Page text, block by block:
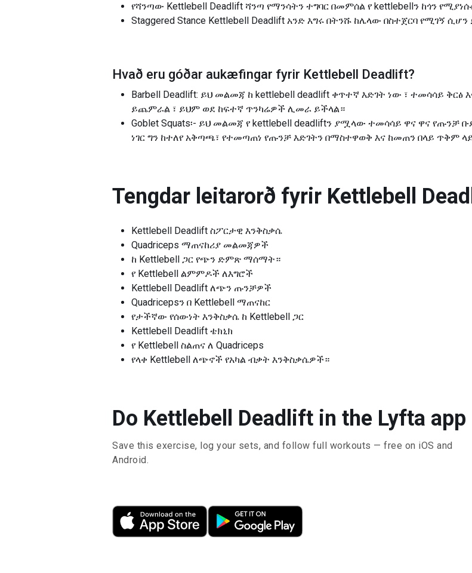
የሻንጣው Kettlebell Deadlift ሻንጣ የማንሳትን ተግባር በመምሰል የ kettlebellን ከጎን
Staggered Stance Kettlebell Deadlift አንድ እግሩ በትንሹ ከሌላው በስተጀርባ የሚገኝ
Hvað eru góðar aukæfingar fyrir Kettlebell Deadlift?
Barbell Deadlift: ይህ መልመጃ ከ kettlebell deadlift ቀጥተኛ እድገት ነው ፣ ተመሳሳይ
ይጨምራል ፣ ይህም ወደ ከፍተኛ ጥንካሬዎች ሊመራ ይችላል።
Goblet Squats፡- ይህ መልመጃ የ kettlebell deadliftን ያሟላው ተመሳሳይ ዋና ዋና የጡንቻ
ነገር ግን ከተለየ አቅጣጫ፣ የተመጣጠነ የጡንቻ እድገትን በማስተዋወቅ እና ከመጠን በላይ ጥቅም
Tengdar leitarorð fyrir Kettlebell
Kettlebell Deadlift ስፖርታዊ እንቅስቃሴ
Quadriceps ማጠናከሪያ መልመጃዎች
ከ Kettlebell ጋር የጭን ድምጽ ማሰማት።
የ Kettlebell ልምምዶች ለእግሮች
Kettlebell Deadlift ለጭን ጡንቻዎች
Quadricepsን በ Kettlebell ማጠናከር
የታችኛው የሰውነት እንቅስቃሴ ከ Kettlebell ጋር
Kettlebell Deadlift ቴክኒክ
የ Kettlebell ስልጠና ለ Quadriceps
የላቀ Kettlebell ለጭኖች የአካል ብቃት እንቅስቃሴዎች።
Do Kettlebell Deadlift in the Lyfta app
Save this exercise, log your sets, and follow full workouts — free on iOS and
Android.